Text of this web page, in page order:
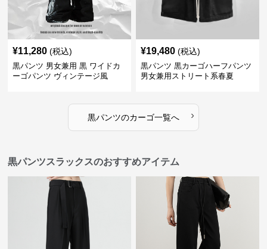
¥11,280 (税込)
黒パンツ 男女兼用 黒 ワイドカ
ーゴパンツ ヴィンテージ風
¥19,480 (税込)
黒パンツ 黒カーゴハーフパンツ
男女兼用ストリート系春夏
黒パンツのカーゴ一覧へ ›
黒パンツスラックスのおすすめアイテム